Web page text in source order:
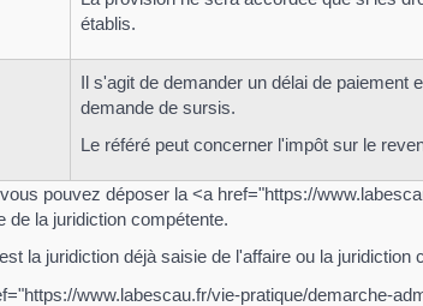
établis.
Il s'agit de demander un délai de paiement
demande de sursis.
Le référé peut concerner l'impôt sur le
pouvez déposer la <a href="https://
la juridiction compétente.
la juridiction déjà saisie de l'affaire ou la
www.labescau.fr/vie-pratique/demarche-